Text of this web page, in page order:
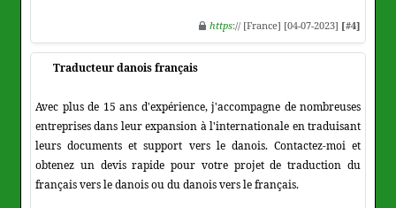
https:// [France] [04-07-2023] [#4]
Traducteur danois français
Avec plus de 15 ans d'expérience, j'accompagne de nombreuses
entreprises dans leur expansion à l'internationale en traduisant
leurs documents et support vers le danois. Contactez-moi et
obtenez un devis rapide pour votre projet de traduction du
français vers le danois ou du danois vers le français.